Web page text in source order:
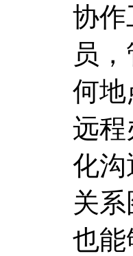
协作
员
何地
远程
化沟
关
也能